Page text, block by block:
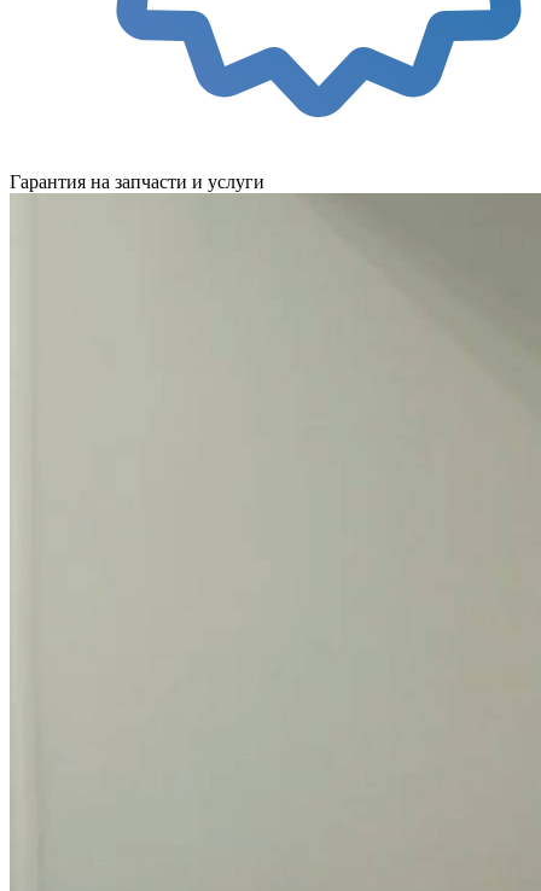
Гарантия на запчасти и услуги